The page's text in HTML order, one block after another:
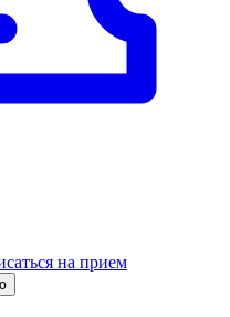
на прием